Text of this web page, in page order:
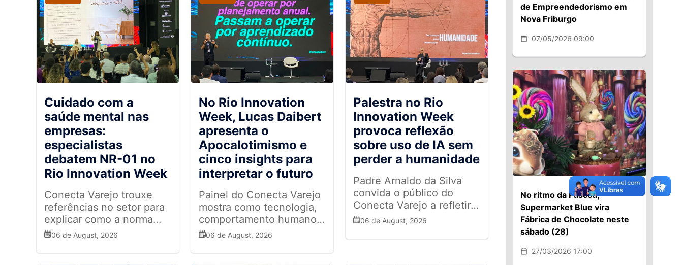
Cuidado com a
saúde mental nas
empresas:
especialistas
debatem NR-01 no
Rio Innovation Week
Conecta Varejo trouxe
referências no setor para
explicar como a norma
impacta o setor varejista
06 de August, 2026
No Rio Innovation
Week, Lucas Daibert
apresenta o
Apocalotimismo e
cinco insights para
interpretar o futuro
Painel do Conecta Varejo
mostra como tecnologia,
comportamento humano e
inovação podem caminhar
rápidas transformações
06 de August, 2026
Palestra no Rio
Innovation Week
provoca reflexão
sobre uso de IA sem
perder a humanidade
Padre Arnaldo da Silva
convida o público do
Conecta Varejo a refletir o
homem como papel
tomado por tecnologia
06 de August, 2026
de Empreendedorismo em
Nova Friburgo
07/05/2026 09:00
No ritmo da Páscoa,
Supermarket Blue vira
Fábrica de Chocolate neste
sábado (28)
27/03/2026 17:00